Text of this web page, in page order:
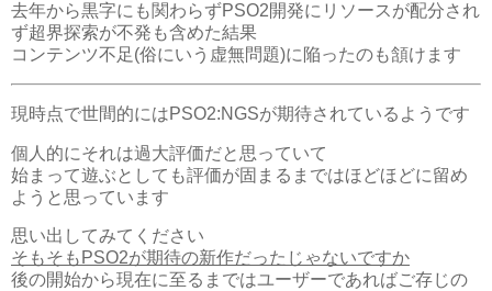
去年から黒字にも関わらずPSO2開発にリソースが配分され
ず超界探索が不発も含めた結果
コンテンツ不足(俗にいう虚無問題)に陥ったのも頷けます
現時点で世間的にはPSO2:NGSが期待されているようです
個人的にそれは過大評価だと思っていて
始まって遊ぶとしても評価が固まるまではほどほどに留め
ようと思っています
思い出してみてください
そもそもPSO2が期待の新作だったじゃないですか
後の開始から現在に至るまではユーザーであればご存じの